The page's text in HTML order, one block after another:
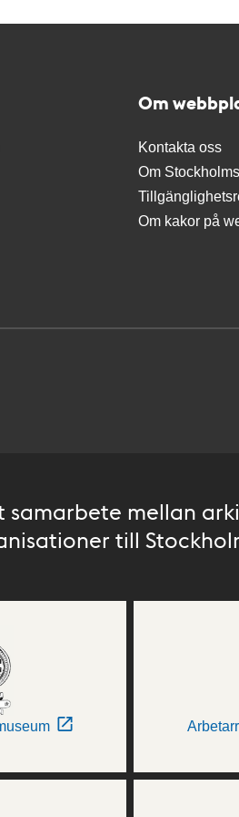
Om
Kontakta oss
Om
Om kakor på
mellan
till